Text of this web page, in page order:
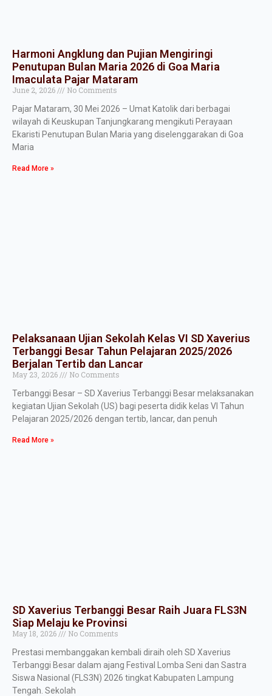
Harmoni Angklung dan Pujian Mengiringi
Penutupan Bulan Maria 2026 di Goa Maria
Imaculata Pajar Mataram
June 2, 2026
No Comments
Pajar Mataram, 30 Mei 2026 – Umat Katolik dari berbagai
wilayah di Keuskupan Tanjungkarang mengikuti Perayaan
Ekaristi Penutupan Bulan Maria yang diselenggarakan di Goa
Maria
Read More »
Pelaksanaan Ujian Sekolah Kelas VI SD Xaverius
Terbanggi Besar Tahun Pelajaran 2025/2026
Berjalan Tertib dan Lancar
May 23, 2026
No Comments
Terbanggi Besar – SD Xaverius Terbanggi Besar melaksanakan
kegiatan Ujian Sekolah (US) bagi peserta didik kelas VI Tahun
Pelajaran 2025/2026 dengan tertib, lancar, dan penuh
Read More »
SD Xaverius Terbanggi Besar Raih Juara FLS3N
Siap Melaju ke Provinsi
May 18, 2026
No Comments
Prestasi membanggakan kembali diraih oleh SD Xaverius
Terbanggi Besar dalam ajang Festival Lomba Seni dan Sastra
Siswa Nasional (FLS3N) 2026 tingkat Kabupaten Lampung
Tengah. Sekolah